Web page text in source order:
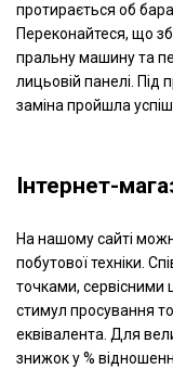
протирається об
Переконайтеся, що
пральну машину та
лицьовій панелі.
заміна пройшла
Інтернет-
На нашому сайті
побутової техніки.
точками, сервісними
стимул просування
еквівалента. Для
знижок у %